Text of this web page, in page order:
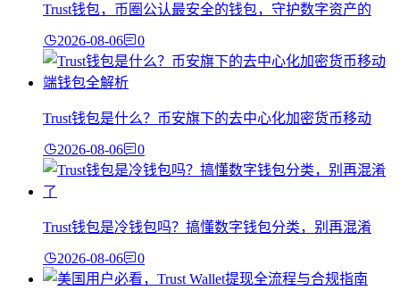
Trust钱包，币圈公认最安全的钱包，守护数字资产的
2026-08-06 0
Trust钱包是什么？币安旗下的去中心化加密货币移动
2026-08-06 0
Trust钱包是冷钱包吗？搞懂数字钱包分类，别再混淆
2026-08-06 0